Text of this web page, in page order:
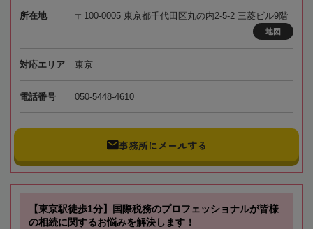
所在地 〒100-0005 東京都千代田区丸の内2-5-2 三菱ビル9階
地図
対応エリア 東京
電話番号 050-5448-4610
事務所にメールする
【東京駅徒歩1分】国際税務のプロフェッショナルが皆様
の相続に関するお悩みを解決します！